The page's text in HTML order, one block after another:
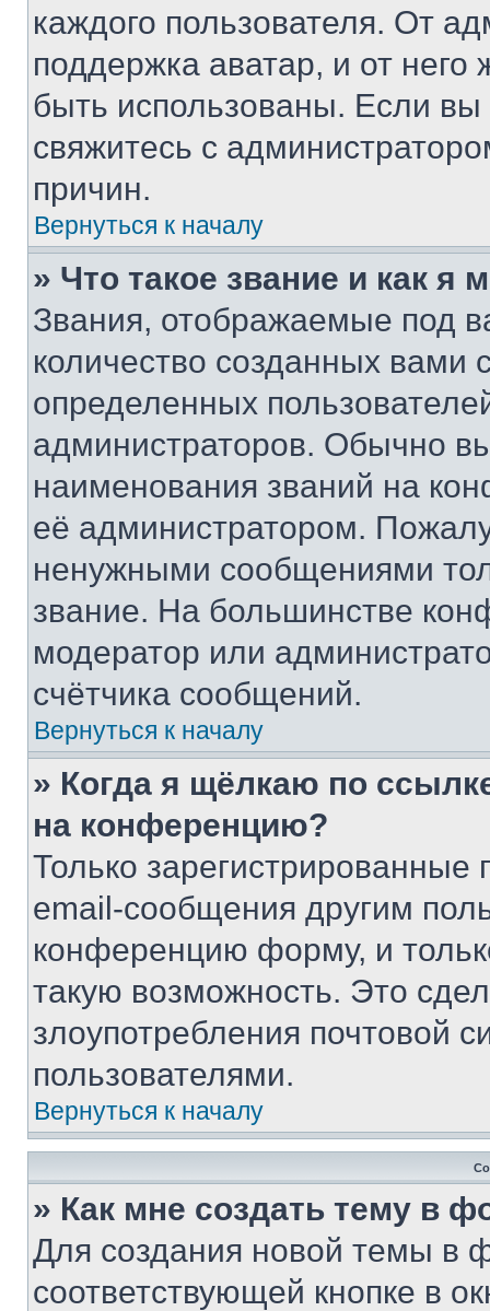
каждого пользователя. От
поддержка аватар, и от него
быть использованы. Если
свяжитесь с
причин.
Вернуться к началу
» Что такое звание и как я
Звания, отображаемые под
количество созданных
определенных
администраторов. Обычно
наименования званий на
её администратором.
ненужными сообщениями
звание. На большинстве
модератор или
счётчика сообщений.
Вернуться к началу
» Когда я щёлкаю по
на конференцию?
Только зарегистрированные
email-сообщения другим
конференцию форму, и
такую возможность. Это
злоупотребления почтовой
пользователями.
Вернуться к началу
» Как мне создать тему в
Для создания новой темы в
соответствующей кнопке в